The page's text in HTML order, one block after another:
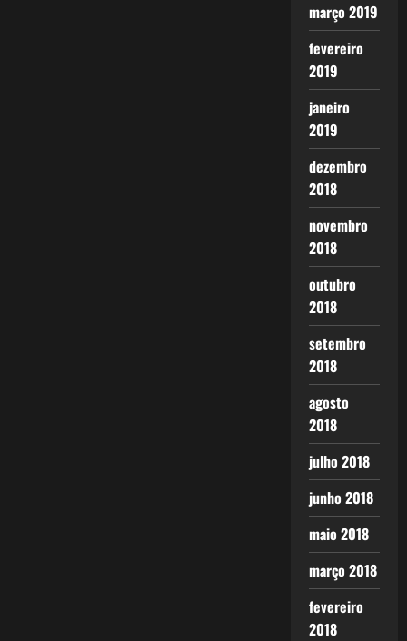
março 2019
fevereiro
2019
janeiro
2019
dezembro
2018
novembro
2018
outubro
2018
setembro
2018
agosto
2018
julho 2018
junho 2018
maio 2018
março 2018
fevereiro
2018